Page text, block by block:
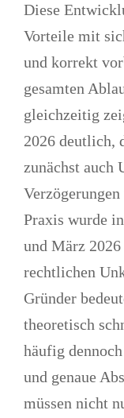
Diese
Vorteile mit
und korrekt
gesamten
gleichzeitig
2026 deutlich,
zunächst auch
Praxis wurde
und März
rechtlichen
Gründer
theoretisch
häufig
und genaue
müssen nicht